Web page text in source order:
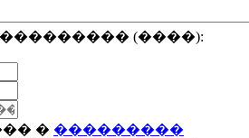
(����):
� ���������